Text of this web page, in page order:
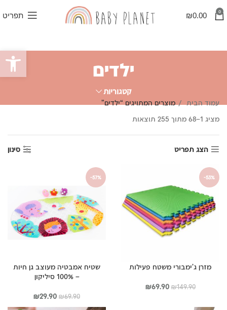
0
₪0.00 תפריט
ילדים
קטגוריות
עמוד הבית
מוצרים המתויגים “ילדים”
מציג 1–68 מתוך 255 תוצאות
הצג תפריט
סינון
-53%
מזרן ג’ימבורי משטח פעילות
₪149.90
המחיר₪69.90
המחיר
-57%
שטיח אמבטיה מעוצב גן חיות
– 100% סיליקון
₪69.90
המחיר
המקורי
₪29.90
המחיר
הנוכחי
פתח